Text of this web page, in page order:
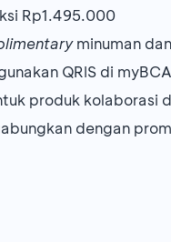
Rp1.495.000
minuman
QRIS di
produk kolaborasi
dengan